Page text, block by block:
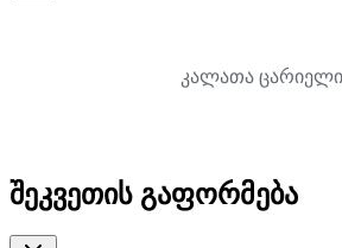
კალათა
შეკვეთის გაფორმება